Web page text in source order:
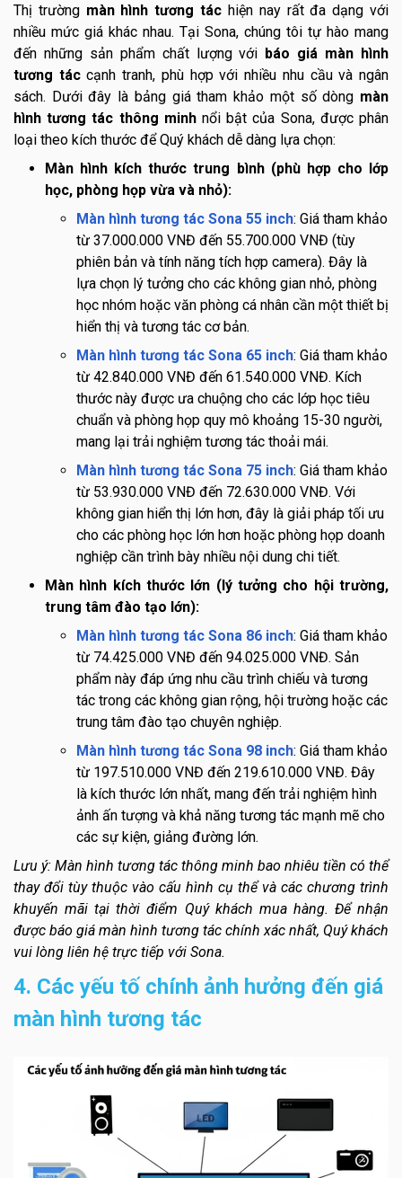
Thị trường màn hình tương tác hiện nay rất đa dạng với
nhiều mức giá khác nhau. Tại Sona, chúng tôi tự hào mang
đến những sản phẩm chất lượng với báo giá màn hình
tương táccạnh tranh, phù hợp với nhiều nhu cầu và ngân
sách. Dưới đây là bảng giá tham khảo một số dòng màn
hình tương tác thông minhnổi bật của Sona, được phân
loại theo kích thước để Quý khách dễ dàng lựa chọn:
Màn hình kích thước trung bình (phù hợp cho lớp
học, phòng họp vừa và nhỏ):
Màn hình tương tác Sona 55 inch: Giá tham khảo
từ 37.000.000 VNĐ đến 55.700.000 VNĐ (tùy
phiên bản và tính năng tích hợp camera). Đây là
lựa chọn lý tưởng cho các không gian nhỏ, phòng
học nhóm hoặc văn phòng cá nhân cần một thiết bị
hiển thị và tương tác cơ bản.
Màn hình tương tác Sona 65 inch: Giá tham khảo
từ 42.840.000 VNĐ đến 61.540.000 VNĐ. Kích
thước này được ưa chuộng cho các lớp học tiêu
chuẩn và phòng họp quy mô khoảng 15-30 người,
mang lại trải nghiệm tương tác thoải mái.
Màn hình tương tác Sona 75 inch: Giá tham khảo
từ 53.930.000 VNĐ đến 72.630.000 VNĐ. Với
không gian hiển thị lớn hơn, đây là giải pháp tối ưu
cho các phòng học lớn hơn hoặc phòng họp doanh
nghiệp cần trình bày nhiều nội dung chi tiết.
Màn hình kích thước lớn (lý tưởng cho hội trường,
trung tâm đào tạo lớn):
Màn hình tương tác Sona 86 inch: Giá tham khảo
từ 74.425.000 VNĐ đến 94.025.000 VNĐ. Sản
phẩm này đáp ứng nhu cầu trình chiếu và tương
tác trong các không gian rộng, hội trường hoặc các
trung tâm đào tạo chuyên nghiệp.
Màn hình tương tác Sona 98 inch: Giá tham khảo
từ 197.510.000 VNĐ đến 219.610.000 VNĐ. Đây
là kích thước lớn nhất, mang đến trải nghiệm hình
ảnh ấn tượng và khả năng tương tác mạnh mẽ cho
các sự kiện, giảng đường lớn.
Lưu ý: Màn hình tương tác thông minh bao nhiêu tiền có thể
thay đổi tùy thuộc vào cấu hình cụ thể và các chương trình
khuyến mãi tại thời điểm Quý khách mua hàng. Để nhận
được báo giá màn hình tương tác chính xác nhất, Quý khách
vui lòng liên hệ trực tiếp với Sona.
4. Các yếu tố chính ảnh hưởng đến giá
màn hình tương tác